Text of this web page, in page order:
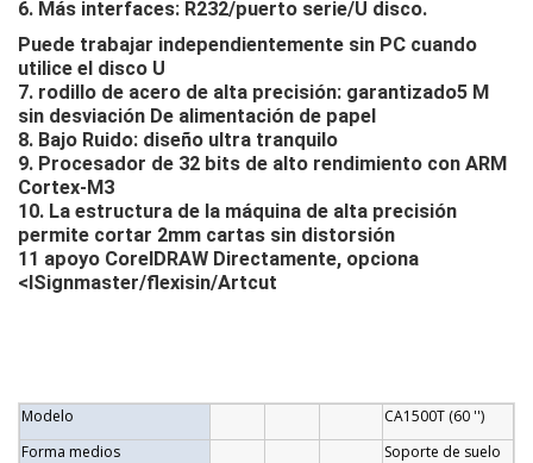
6. Más interfaces: R232/puerto serie/U disco.
Puede trabajar independientemente sin PC cuando
utilice el disco U
7. rodillo de acero de alta precisión: garantizado5 M
sin desviación De alimentación de papel
8. Bajo Ruido: diseño ultra tranquilo
9. Procesador de 32 bits de alto rendimiento con ARM
Cortex-M3
10. La estructura de la máquina de alta precisión
permite cortar 2mm cartas sin distorsión
11 apoyo CoreIDRAW Directamente, opciona
<lSignmaster/flexisin/Artcut
Modelo
CA1500T (60 '')
Forma medios
Soporte de suelo